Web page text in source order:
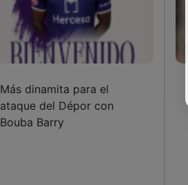
Más dinamita para el
ataque del Dépor con
Bouba Barry